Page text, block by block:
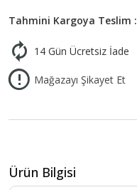
Tahmini Kargoya Teslim :
14 Gün Ücretsiz İade
Mağazayı Şikayet Et
Ürün Bilgisi